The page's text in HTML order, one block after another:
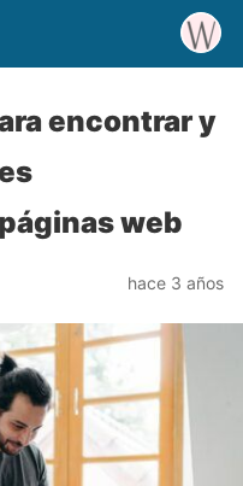
encontrar y
web
hace 3 años